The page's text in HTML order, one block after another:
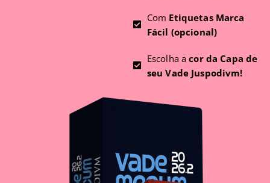
Com Etiquetas Marca
Fácil (opcional)
Escolha acor da Capa de
seu Vade Juspodivm!